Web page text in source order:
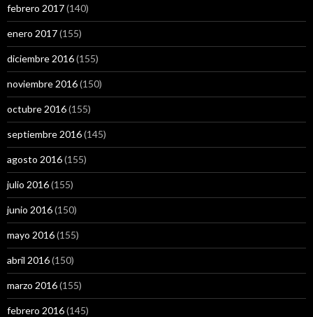
febrero 2017(140)
enero 2017(155)
diciembre 2016(155)
noviembre 2016(150)
octubre 2016(155)
septiembre 2016(145)
agosto 2016(155)
julio 2016(155)
junio 2016(150)
mayo 2016(155)
abril 2016(150)
marzo 2016(155)
febrero 2016(145)